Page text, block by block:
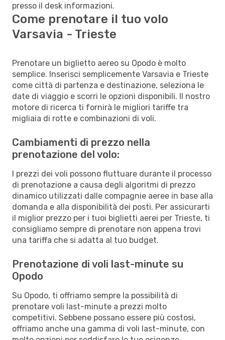
presso il desk informazioni.
Come prenotare il tuo volo
Varsavia - Trieste
Prenotare un biglietto aereo su Opodo è molto
semplice. Inserisci semplicemente Varsavia e Trieste
come città di partenza e destinazione, seleziona le
date di viaggio e scorri le opzioni disponibili. Il nostro
motore di ricerca ti fornirà le migliori tariffe tra
migliaia di rotte e combinazioni di voli.
Cambiamenti di prezzo nella
prenotazione del volo:
I prezzi dei voli possono fluttuare durante il processo
di prenotazione a causa degli algoritmi di prezzo
dinamico utilizzati dalle compagnie aeree in base alla
domanda e alla disponibilità dei posti. Per assicurarti
il miglior prezzo per i tuoi biglietti aerei per Trieste, ti
consigliamo sempre di prenotare non appena trovi
una tariffa che si adatta al tuo budget.
Prenotazione di voli last-minute su
Opodo
Su Opodo, ti offriamo sempre la possibilità di
prenotare voli last-minute a prezzi molto
competitivi. Sebbene possano essere più costosi,
offriamo anche una gamma di voli last-minute, con